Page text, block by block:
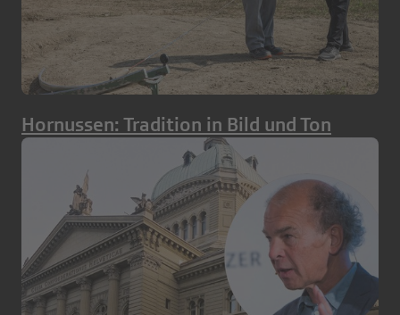
Hornussen: Tradition in Bild und Ton